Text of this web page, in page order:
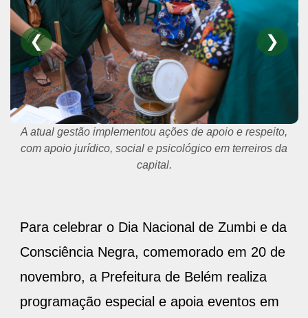
❮ ❯
A atual gestão implementou ações de apoio e respeito,
com apoio jurídico, social e psicológico em terreiros da
capital.
Para celebrar o Dia Nacional de Zumbi e da
Consciência Negra, comemorado em 20 de
novembro, a Prefeitura de Belém realiza
programação especial e apoia eventos em